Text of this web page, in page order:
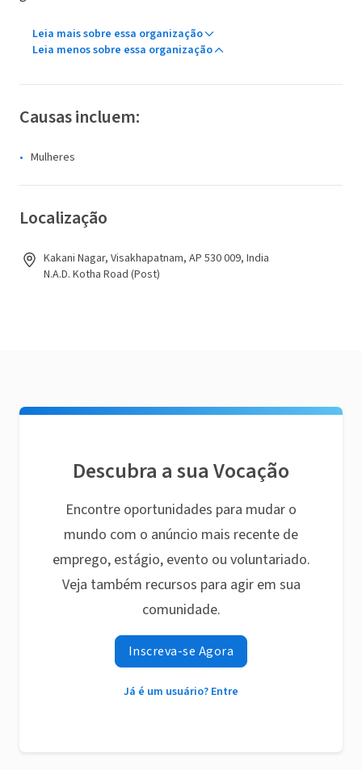
Leia mais sobre essa organização
Leia menos sobre essa organização
Causas incluem:
Mulheres
Localização
Kakani Nagar, Visakhapatnam, AP 530 009, India
N.A.D. Kotha Road (Post)
Descubra a sua Vocação
Encontre oportunidades para mudar o
mundo com o anúncio mais recente de
emprego, estágio, evento ou voluntariado.
Veja também recursos para agir em sua
comunidade.
Inscreva-se Agora
Já é um usuário? Entre